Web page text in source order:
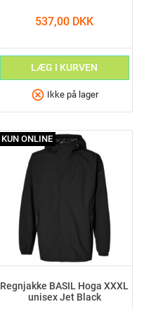
537,00 DKK
LÆG I KURVEN
cancel Ikke på lager
Regnjakke BASIL Hoga XXXL
unisex Jet Black
KUN ONLINE